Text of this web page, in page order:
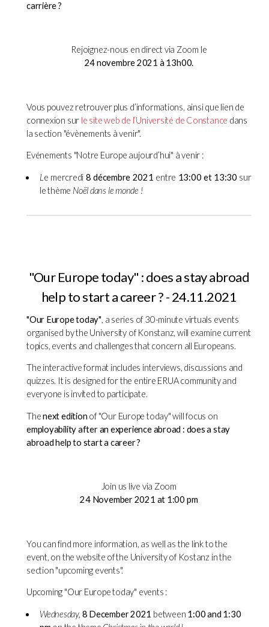
carrière ?
Rejoignez-nous en direct via Zoom le
24 novembre 2021 à 13h00.
Vous pouvez retrouver plus d’informations, ainsi que lien de
connexion sur le site web de l’Université de Constance dans
la section "évènements à venir".
Evénements "Notre Europe aujourd’hui" à venir :
L e mercredi 8 décembre 2021 entre 13:00 et 13:30 sur
le thème Noël dans le monde !
"Our Europe today" : does a stay abroad
help to start a career ? - 24.11.2021
"Our Europe today", a series of 30-minute virtuals events
organised by the University of Konstanz, will examine current
topics, events and challenges that concern all Europeans.
The interactive format includes interviews, discussions and
quizzes. It is designed for the entire ERUA community and
everyone is invited to participate.
Thenext edition of "Our Europe today" will focus on
employability after an experience abroad : does a stay
abroad help to start a career ?
Join us live via Zoom
24 November 2021 at 1:00 pm
You can find more information, as well as the link to the
event, on the website of the University of Kostanz in the
section "upcoming events".
Upcoming "Our Europe today" events :
Wednesday, 8 December 2021 between 1:00 and 1:30